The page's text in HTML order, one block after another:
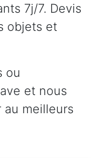
7j/7. Devis
objets et
ou
et nous
meilleurs